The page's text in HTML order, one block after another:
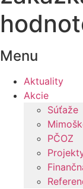
Menu
Aktuality
Akcie
Súťaže
PČOZ